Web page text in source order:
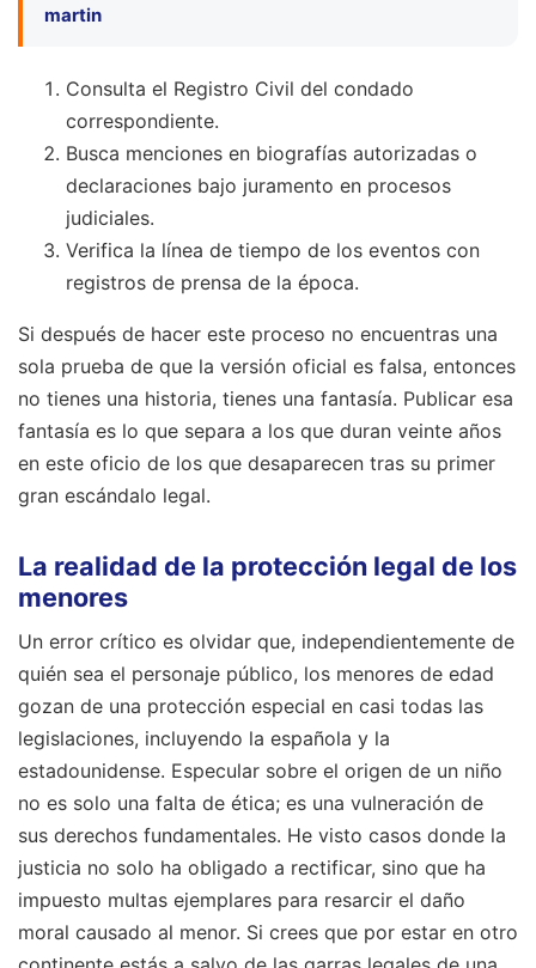
martin
Consulta el Registro Civil del condado
correspondiente.
Busca menciones en biografías autorizadas o
declaraciones bajo juramento en procesos
judiciales.
Verifica la línea de tiempo de los eventos con
registros de prensa de la época.
Si después de hacer este proceso no encuentras una
sola prueba de que la versión oficial es falsa, entonces
no tienes una historia, tienes una fantasía. Publicar esa
fantasía es lo que separa a los que duran veinte años
en este oficio de los que desaparecen tras su primer
gran escándalo legal.
La realidad de la protección legal de los
menores
Un error crítico es olvidar que, independientemente de
quién sea el personaje público, los menores de edad
gozan de una protección especial en casi todas las
legislaciones, incluyendo la española y la
estadounidense. Especular sobre el origen de un niño
no es solo una falta de ética; es una vulneración de
sus derechos fundamentales. He visto casos donde la
justicia no solo ha obligado a rectificar, sino que ha
impuesto multas ejemplares para resarcir el daño
moral causado al menor. Si crees que por estar en otro